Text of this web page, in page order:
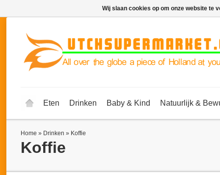
Eten Drinken Baby & Kind Natuurlijk &
Home » Drinken » Koffie
Koffie
Wij slaan cookies op om onze website te